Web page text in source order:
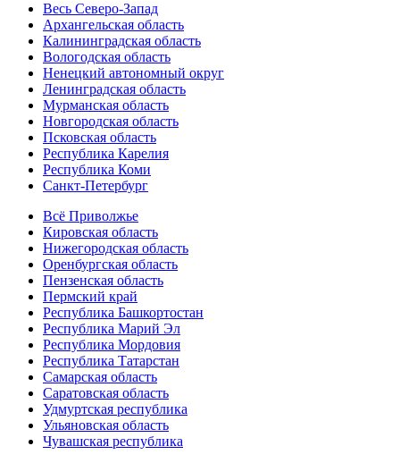
Весь Северо-Запад
Архангельская область
Калининградская область
Вологодская область
Ненецкий автономный округ
Ленинградская область
Мурманская область
Новгородская область
Псковская область
Республика Карелия
Республика Коми
Санкт-Петербург
Всё Приволжье
Кировская область
Нижегородская область
Оренбургская область
Пензенская область
Пермский край
Республика Башкортостан
Республика Марий Эл
Республика Мордовия
Республика Татарстан
Самарская область
Саратовская область
Удмуртская республика
Ульяновская область
Чувашская республика